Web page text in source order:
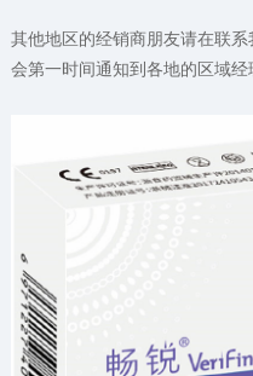
其他地区的经销商朋友请在联
会第一时间通知到各地的区域经